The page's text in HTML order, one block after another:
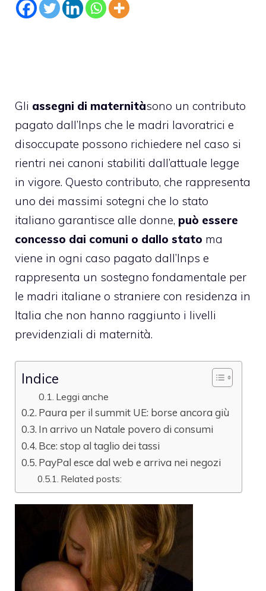
Gli assegni di maternitàsono un contributo
pagato dall’Inps che le madri lavoratrici e
disoccupate possono richiedere nel caso si
rientri nei canoni stabiliti dall’attuale legge
in vigore. Questo contributo, che rappresenta
uno dei massimi sotegni che lo stato
italiano garantisce alle donne, può essere
concesso dai comuni o dallo stato ma
viene in ogni caso pagato dall’Inps e
rappresenta un sostegno fondamentale per
le madri italiane o straniere con residenza in
Italia che non hanno raggiunto i livelli
previdenziali di maternità.
Indice
Leggi anche
Paura per il summit UE: borse ancora giù
In arrivo un Natale povero di consumi
Bce: stop al taglio dei tassi
PayPal esce dal web e arriva nei negozi
Related posts: